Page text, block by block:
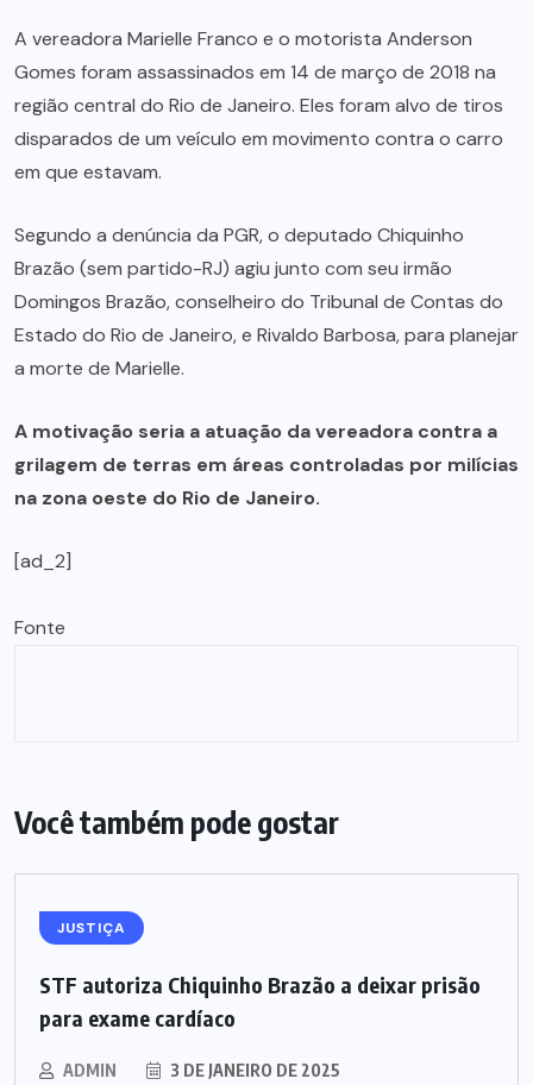
A vereadora Marielle Franco e o motorista Anderson
Gomes foram assassinados em 14 de março de 2018 na
região central do Rio de Janeiro. Eles foram alvo de tiros
disparados de um veículo em movimento contra o carro
em que estavam.
Segundo a denúncia da PGR, o deputado Chiquinho
Brazão (sem partido-RJ) agiu junto com seu irmão
Domingos Brazão, conselheiro do Tribunal de Contas do
Estado do Rio de Janeiro, e Rivaldo Barbosa, para planejar
a morte de Marielle.
A motivação seria a atuação da vereadora contra a
grilagem de terras em áreas controladas por milícias
na zona oeste do Rio de Janeiro.
[ad_2]
Fonte
Você também pode gostar
JUSTIÇA
STF autoriza Chiquinho Brazão a deixar prisão
para exame cardíaco
ADMIN 3 DE JANEIRO DE 2025